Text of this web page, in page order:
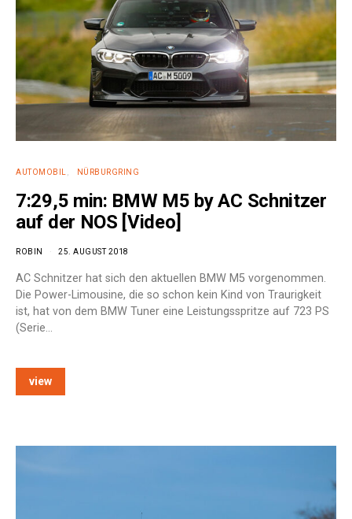
AUTOMOBIL NÜRBURGRING
7:29,5 min: BMW M5 by AC Schnitzer
auf der NOS [Video]
ROBIN 25. AUGUST 2018
AC Schnitzer hat sich den aktuellen BMW M5 vorgenommen.
Die Power-Limousine, die so schon kein Kind von Traurigkeit
ist, hat von dem BMW Tuner eine Leistungsspritze auf 723 PS
(Serie…
view